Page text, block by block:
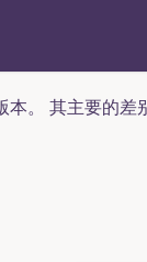
。 其主要的差